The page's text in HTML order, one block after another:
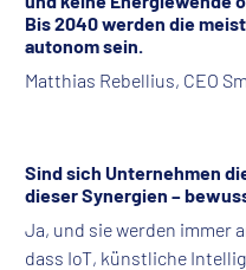
Bis 2040 werden die
autonom sein.
Matthias Rebellius, CEO
Sind sich Unternehmen
dieser Synergien –
Ja, und sie werden immer
dass IoT, künstliche